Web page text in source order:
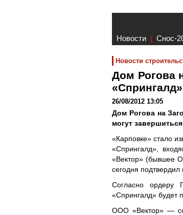
Новости | Снос-
Новости
Дом Рогова
«Спрингалд»
26/08/2012 13:05
Дом Рогова на
могут
«Карповке» стало
«Спрингалд»,
«Вектор» (бывшее
сегодня подтвердил
Согласно ордеру
«Спрингалд» будет
ООО «Вектор» —